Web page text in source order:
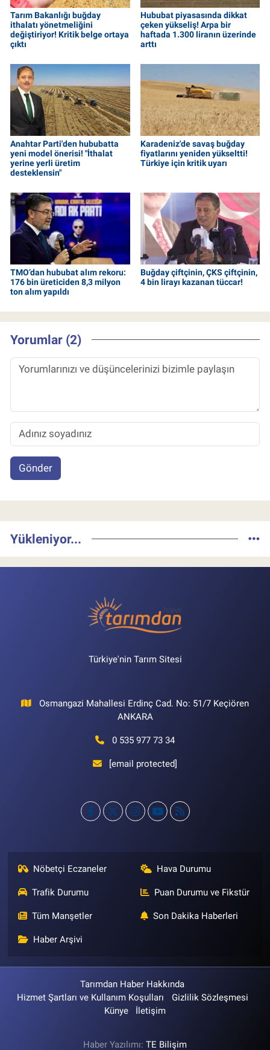
Tarım Bakanlığı buğday
ithalatı yönetmeliğini
değiştiriyor! Kritik belge ortaya
çıktı
Hububat piyasasında dikkat
çeken yükseliş! Arpa bir
haftada 1.300 liranın üzerinde
arttı
Anahtar Parti'den hububatta
yeni model önerisi! "İthalat
yerine yerli üretim
desteklensin"
Karadeniz'de savaş buğday
fiyatlarını yeniden yükseltti!
Türkiye için kritik uyarı
TMO’dan hububat alım rekoru:
176 bin üreticiden 8,3 milyon
ton alım yapıldı
Buğday çiftçinin, ÇKS çiftçinin,
4 bin lirayı kazanan tüccar!
Yorumlar (2)
Gönder
Yükleniyor...
Türkiye'nin Tarım Sitesi
Osmangazi Mahallesi Erdinç Cad. No: 51/7 Keçiören
ANKARA
0 535 977 73 34
[email protected]
Nöbetçi Eczaneler Hava Durumu
Trafik Durumu Puan Durumu ve Fikstür
Tüm Manşetler Son Dakika Haberleri
Haber Arşivi
Tarımdan Haber Hakkında
Hizmet Şartları ve Kullanım Koşulları
Gizlilik Sözleşmesi
Künye
İletişim
Haber Yazılımı: TE Bilişim